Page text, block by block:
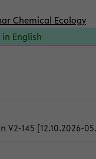
Chemical Ecology
English
V2-145 [12.10.2026-